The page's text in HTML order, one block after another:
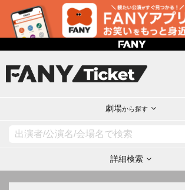
劇場から探す
詳細検索